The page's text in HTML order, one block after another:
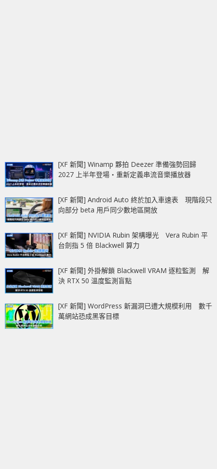
[XF 新聞] Winamp 夥拍 Deezer 準備強勢回歸
2027 上半年登場‧重新定義串流音樂播放器
[XF 新聞] Android Auto 終於加入車速表 現階段只
向部分 beta 用戶同少數地區開放
[XF 新聞] NVIDIA Rubin 架構曝光 Vera Rubin 平
台劍指 5 倍 Blackwell 算力
[XF 新聞] 外掛解鎖 Blackwell VRAM 逐粒監測 解
決 RTX 50 溫度監測盲點
[XF 新聞] WordPress 新漏洞已遭大規模利用 數千
萬網站恐成黑客目標